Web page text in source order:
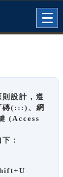
設計，遵
磚(:::)、網
(Access
：